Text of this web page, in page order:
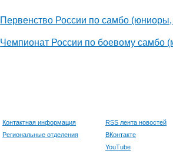
Первенство России по самбо
Чемпионат России по боевому самбо
Контактная информация
Региональные отделения
RSS лента новостей
ВКонтакте
YouTube